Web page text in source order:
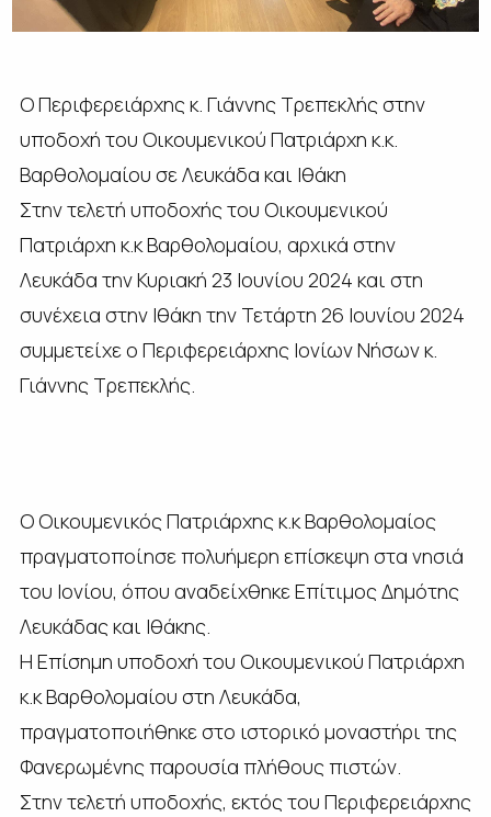
Ο Περιφερειάρχης κ. Γιάννης Τρεπεκλής στην
υποδοχή του Οικουμενικού Πατριάρχη κ.κ.
Βαρθολομαίου σε Λευκάδα και Ιθάκη
Στην τελετή υποδοχής του Οικουμενικού
Πατριάρχη κ.κ Βαρθολομαίου, αρχικά στην
Λευκάδα την Κυριακή 23 Ιουνίου 2024 και στη
συνέχεια στην Ιθάκη την Τετάρτη 26 Ιουνίου 2024
συμμετείχε ο Περιφερειάρχης Ιονίων Νήσων κ.
Γιάννης Τρεπεκλής.
Ο Οικουμενικός Πατριάρχης κ.κ Βαρθολομαίος
πραγματοποίησε πολυήμερη επίσκεψη στα νησιά
του Ιονίου, όπου αναδείχθηκε Επίτιμος Δημότης
Λευκάδας και Ιθάκης.
Η Επίσημη υποδοχή του Οικουμενικού Πατριάρχη
κ.κ Βαρθολομαίου στη Λευκάδα,
πραγματοποιήθηκε στο ιστορικό μοναστήρι της
Φανερωμένης παρουσία πλήθους πιστών.
Στην τελετή υποδοχής, εκτός του Περιφερειάρχης